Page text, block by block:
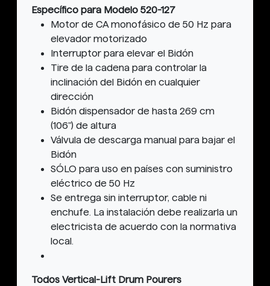
Específico para Modelo 520-127
Motor de CA monofásico de 50 Hz para
elevador motorizado
Interruptor para elevar el Bidón
Tire de la cadena para controlar la
inclinación del Bidón en cualquier
dirección
Bidón dispensador de hasta 269 cm
(106") de altura
Válvula de descarga manual para bajar el
Bidón
SÓLO para uso en países con suministro
eléctrico de 50 Hz
Se entrega sin interruptor, cable ni
enchufe. La instalación debe realizarla un
electricista de acuerdo con la normativa
local.
Todos Vertical-Lift Drum Pourers